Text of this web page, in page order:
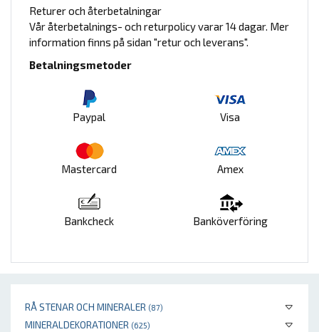
RÅ STENAR OCH MINERALER (87)
MINERALDEKORATIONER (625)
Returer och återbetalningar
Vår återbetalnings- och returpolicy varar 14 dagar. Mer
information finns på sidan "retur och leverans".
Betalningsmetoder
Paypal Visa
Mastercard Amex
Bankcheck Banköverföring